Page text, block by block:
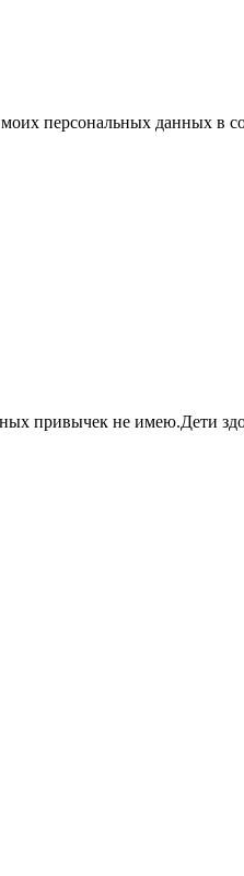
персональных данных в
привычек не имею.Дети